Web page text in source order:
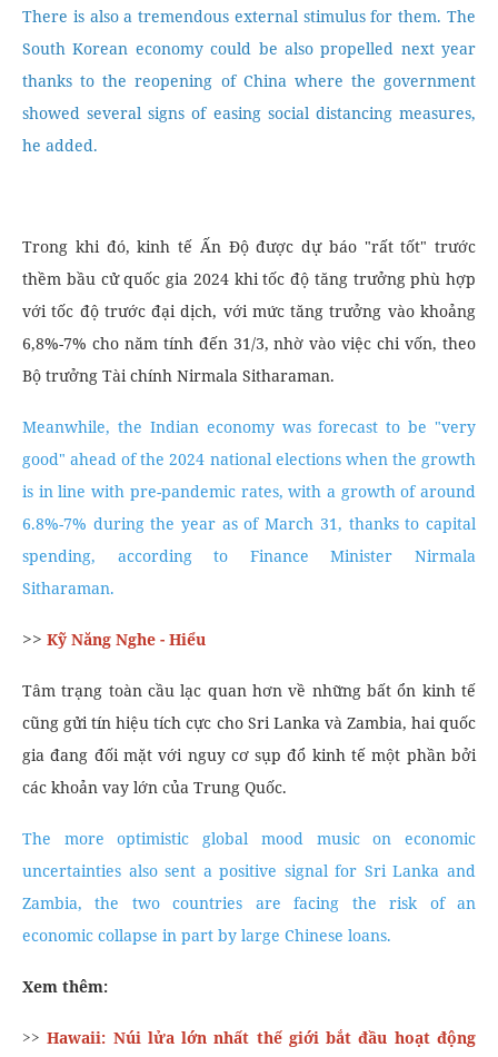
There is also a tremendous external stimulus for them. The
South Korean economy could be also propelled next year
thanks to the reopening of China where the government
showed several signs of easing social distancing measures,
he added.
Trong khi đó, kinh tế Ấn Độ được dự báo "rất tốt" trước
thềm bầu cử quốc gia 2024 khi tốc độ tăng trưởng phù hợp
với tốc độ trước đại dịch, với mức tăng trưởng vào khoảng
6,8%-7% cho năm tính đến 31/3, nhờ vào việc chi vốn, theo
Bộ trưởng Tài chính Nirmala Sitharaman.
Meanwhile, the Indian economy was forecast to be "very
good" ahead of the 2024 national elections when the growth
is in line with pre-pandemic rates, with a growth of around
6.8%-7% during the year as of March 31, thanks to capital
spending, according to Finance Minister Nirmala
Sitharaman.
>> Kỹ Năng Nghe - Hiểu
Tâm trạng toàn cầu lạc quan hơn về những bất ổn kinh tế
cũng gửi tín hiệu tích cực cho Sri Lanka và Zambia, hai quốc
gia đang đối mặt với nguy cơ sụp đổ kinh tế một phần bởi
các khoản vay lớn của Trung Quốc.
The more optimistic global mood music on economic
uncertainties also sent a positive signal for Sri Lanka and
Zambia, the two countries are facing the risk of an
economic collapse in part by large Chinese loans.
Xem thêm:
>>Hawaii: Núi lửa lớn nhất thế giới bắt đầu hoạt động